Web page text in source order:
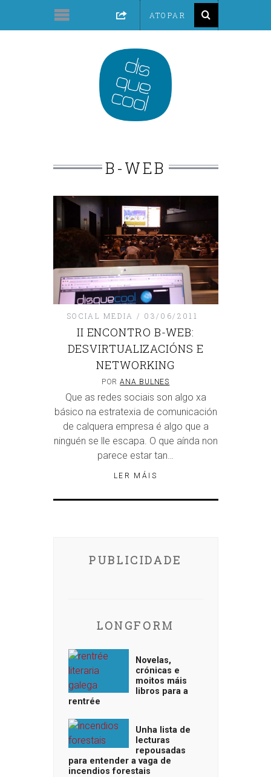
B-WEB
SOCIAL MEDIA 03/06/2011
II ENCONTRO B-WEB:
DESVIRTUALIZACIÓNS E
NETWORKING
PORANA BULNES
Que as redes sociais son algo xa
básico na estratexia de comunicación
de calquera empresa é algo que a
ninguén se lle escapa. O que aínda non
parece estar tan…
LER MÁIS
PUBLICIDADE
LONGFORM
Novelas,
crónicas e
moitos máis
libros para a
rentrée
Unha lista de
lecturas
repousadas
para entender a vaga de
incendios forestais